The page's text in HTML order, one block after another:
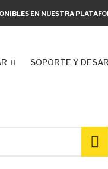
EN NUESTRA
SOPORTE Y